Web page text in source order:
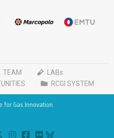
TEAM
LABs
RCGI SYSTEM
for Gas Innovation